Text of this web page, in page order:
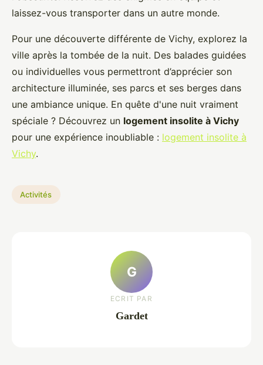
laissez-vous transporter dans un autre monde.
Pour une découverte différente de Vichy, explorez la
ville après la tombée de la nuit. Des balades guidées
ou individuelles vous permettront d’apprécier son
architecture illuminée, ses parcs et ses berges dans
une ambiance unique. En quête d'une nuit vraiment
spéciale ? Découvrez un logement insolite à Vichy
pour une expérience inoubliable : logement insolite à
Vichy.
Activités
G
ECRIT PAR
Gardet